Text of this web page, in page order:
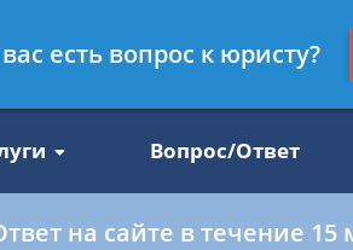
Вопрос/Ответ
на сайте в течение 15
есть вопрос к юристу?